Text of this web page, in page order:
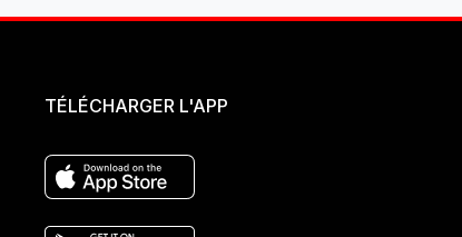
TÉLÉCHARGER L'APP